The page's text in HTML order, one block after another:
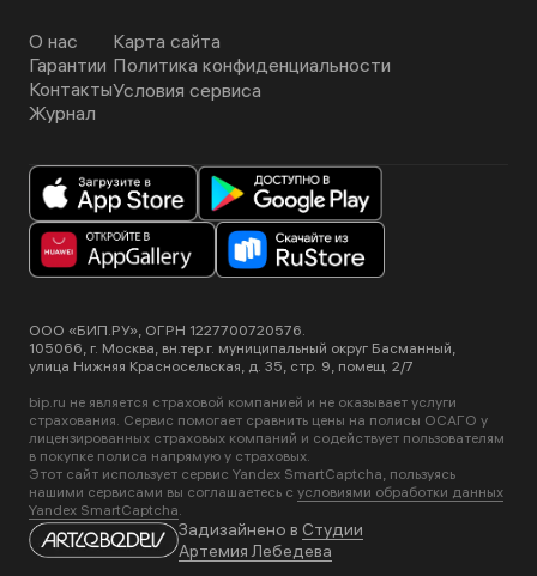
О нас
Гарантии
Контакты
Журнал
Карта сайта
Политика конфиденциальности
Условия сервиса
ООО «БИП.РУ», ОГРН 1227700720576.
105066, г. Москва, вн.тер.г. муниципальный округ Басманный,
улица Нижняя Красносельская, д. 35, стр. 9, помещ. 2/7
bip.ru не является страховой компанией и не оказывает услуги
страхования. Сервис помогает сравнить цены на полисы ОСАГО у
лицензированных страховых компаний и содействует пользователям
в покупке полиса напрямую у страховых.
Этот сайт использует сервис Yandex SmartCaptcha, пользуясь
нашими сервисами вы соглашаетесь с условиями обработки данных
Yandex SmartCaptcha.
Задизайнено в Студии
Артемия Лебедева